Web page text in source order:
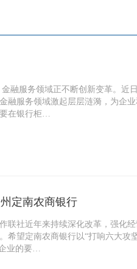
融服务领域正不断创新变革。近
融服务领域激起层层涟漪，为企
在银行柜…
定南农商银行
联社近年来持续深化改革，强化
希望定南农商银行以“打响六大攻
业的要…